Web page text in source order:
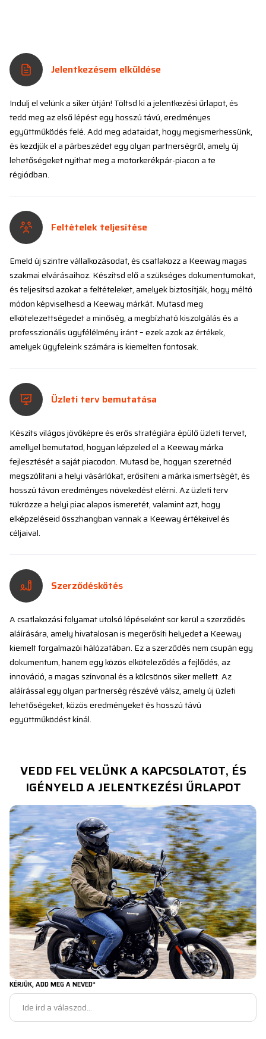
Jelentkezésem elküldése
Indulj el velünk a siker útján! Töltsd ki a jelentkezési űrlapot, és
tedd meg az első lépést egy hosszú távú, eredményes
együttműködés felé. Add meg adataidat, hogy megismerhessünk,
és kezdjük el a párbeszédet egy olyan partnerségről, amely új
lehetőségeket nyithat meg a motorkerékpár-piacon a te
régiódban.
Feltételek teljesítése
Emeld új szintre vállalkozásodat, és csatlakozz a Keeway magas
szakmai elvárásaihoz. Készítsd elő a szükséges dokumentumokat,
és teljesítsd azokat a feltételeket, amelyek biztosítják, hogy méltó
módon képviselhesd a Keeway márkát. Mutasd meg
elkötelezettségedet a minőség, a megbízható kiszolgálás és a
professzionális ügyfélélmény iránt – ezek azok az értékek,
amelyek ügyfeleink számára is kiemelten fontosak.
Üzleti terv bemutatása
Készíts világos jövőképre és erős stratégiára épülő üzleti tervet,
amellyel bemutatod, hogyan képzeled el a Keeway márka
fejlesztését a saját piacodon. Mutasd be, hogyan szeretnéd
megszólítani a helyi vásárlókat, erősíteni a márka ismertségét, és
hosszú távon eredményes növekedést elérni. Az üzleti terv
tükrözze a helyi piac alapos ismeretét, valamint azt, hogy
elképzeléseid összhangban vannak a Keeway értékeivel és
céljaival.
Szerződéskötés
A csatlakozási folyamat utolsó lépéseként sor kerül a szerződés
aláírására, amely hivatalosan is megerősíti helyedet a Keeway
kiemelt forgalmazói hálózatában. Ez a szerződés nem csupán egy
dokumentum, hanem egy közös elköteleződés a fejlődés, az
innováció, a magas színvonal és a kölcsönös siker mellett. Az
aláírással egy olyan partnerség részévé válsz, amely új üzleti
lehetőségeket, közös eredményeket és hosszú távú
együttműködést kínál.
VEDD FEL VELÜNK A KAPCSOLATOT, ÉS
IGÉNYELD A JELENTKEZÉSI ŰRLAPOT
KÉRJÜK, ADD MEG A NEVED*